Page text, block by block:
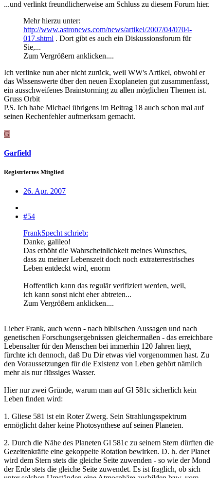
...und verlinkt freundlicherweise am Schluss zu diesem Forum hier.
Mehr hierzu unter:
http://www.astronews.com/news/artikel/2007/04/0704-
017.shtml . Dort gibt es auch ein Diskussionsforum für
Sie,...
Zum Vergrößern anklicken....
Ich verlinke nun aber nicht zurück, weil WW's Artikel, obwohl er
das Wissenswerte über den neuen Exoplaneten gut zusammenfasst,
ein ausschweifenes Brainstorming zu allen möglichen Themen ist.
Gruss Orbit
P.S. Ich habe Michael übrigens im Beitrag 18 auch schon mal auf
seinen Rechenfehler aufmerksam gemacht.
G
Garfield
Registriertes Mitglied
26. Apr. 2007
#54
FrankSpecht schrieb:
Danke, galileo!
Das erhöht die Wahrscheinlichkeit meines Wunsches,
dass zu meiner Lebenszeit doch noch extraterrestrisches
Leben entdeckt wird, enorm
Hoffentlich kann das regulär verifiziert werden, weil,
ich kann sonst nicht eher abtreten...
Zum Vergrößern anklicken....
Lieber Frank, auch wenn - nach biblischen Aussagen und nach
genetischen Forschungsergebnissen gleichermaßen - das erreichbare
Lebensalter für den Menschen bei immerhin 120 Jahren liegt,
fürchte ich dennoch, daß Du Dir etwas viel vorgenommen hast. Zu
den Voraussetzungen für die Existenz von Leben gehört nämlich
mehr als nur flüssiges Wasser.
Hier nur zwei Gründe, warum man auf Gl 581c sicherlich kein
Leben finden wird:
1. Gliese 581 ist ein Roter Zwerg. Sein Strahlungsspektrum
ermöglicht daher keine Photosynthese auf seinen Planeten.
2. Durch die Nähe des Planeten Gl 581c zu seinem Stern dürften die
Gezeitenkräfte eine gekoppelte Rotation bewirken. D. h. der Planet
wird dem Stern stets die gleiche Seite zuwenden - so wie der Mond
der Erde stets die gleiche Seite zuwendet. Es ist fraglich, ob sich